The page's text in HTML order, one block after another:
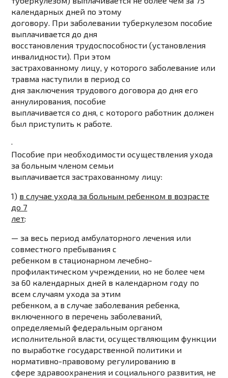
календарных дней по этому
договору. При заболевании туберкулезом пособие
выплачивается до дня
восстановления трудоспособности (установления
инвалидности). При этом
застрахованному лицу, у которого заболевание или
травма наступили в период со
дня заключения трудового договора до дня его
аннулирования, пособие
выплачивается со дня, с которого работник должен
был приступить к работе.
·
Пособие при необходимости осуществления ухода
за больным членом семьи
выплачивается застрахованному лицу:
1) в случае ухода за больным ребенком в возрасте
до 7
лет:
—за весь период амбулаторного лечения или
совместного пребывания с
ребенком в стационарном лечебно-
профилактическом учреждении, но не более чем
за 60 календарных дней в календарном году по
всем случаям ухода за этим
ребенком, а в случае заболевания ребенка,
включенного в перечень заболеваний,
определяемый федеральным органом
исполнительной власти, осуществляющим функции
по выработке государственной политики и
нормативно-правовому регулированию в
сфере здравоохранения и социального развития, не